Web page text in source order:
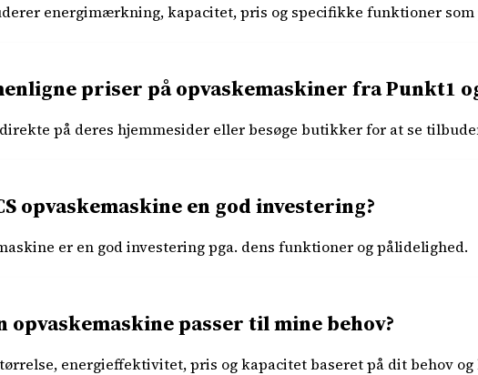
energimærkning, kapacitet, pris og specifikke funktioner
priser på opvaskemaskiner fra Punkt1
på deres hjemmesider eller besøge butikker for at se
opvaskemaskine en god investering?
er en god investering pga. dens funktioner og pålidelighed.
opvaskemaskine passer til mine behov?
energieffektivitet, pris og kapacitet baseret på dit behov og